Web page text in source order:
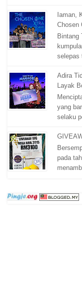
Iaman,
Chosen
Bintang
selepas
Adira
Layak
yang
selaku
pada